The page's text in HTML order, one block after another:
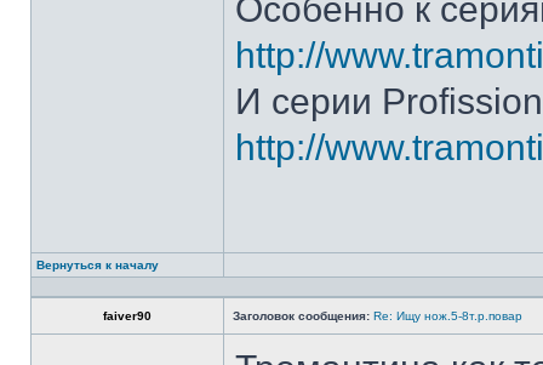
Особенно к
http://
И серии
http://
Вернуться к началу
faiver90 Заголовок сообщения: Re: Ищу нож.5-8т.р.повар